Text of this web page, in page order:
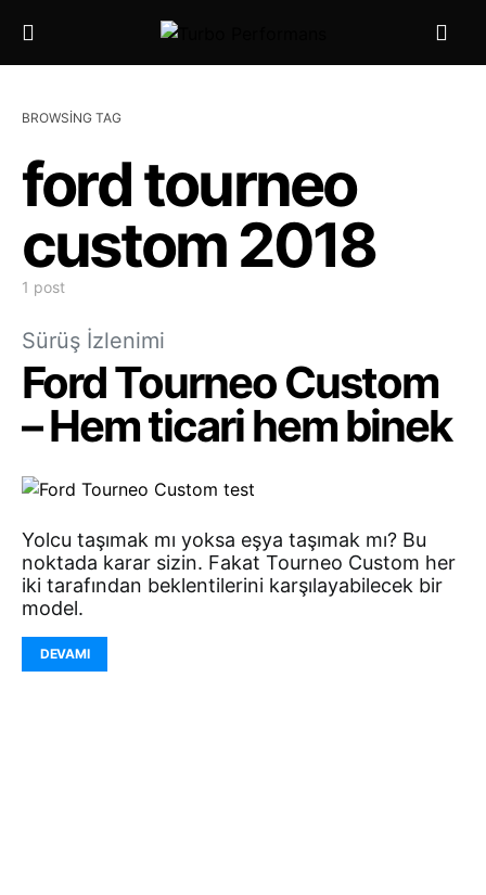
BROWSING TAG
ford tourneo
custom 2018
1 post
Sürüş İzlenimi
Ford Tourneo Custom
– Hem ticari hem binek
Yolcu taşımak mı yoksa eşya taşımak mı? Bu
noktada karar sizin. Fakat Tourneo Custom her
iki tarafından beklentilerini karşılayabilecek bir
model.
DEVAMI